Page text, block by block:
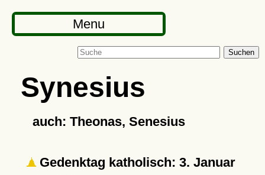
Menu
Suchen
Synesius
auch: Theonas, Senesius
Gedenktag katholisch: 3. Januar